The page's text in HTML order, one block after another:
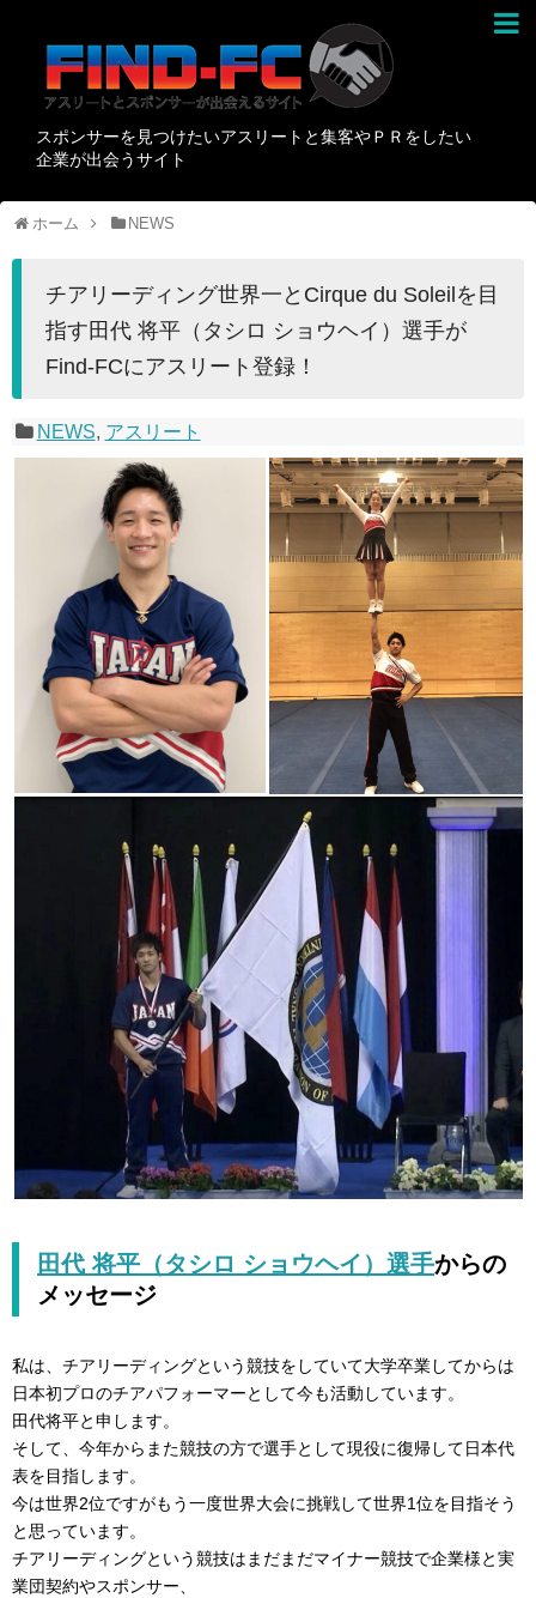
スポンサーを見つけたいアスリートと集客やＰＲをしたい
企業が出会うサイト
ホーム NEWS
チアリーディング世界一とCirque du Soleilを目
指す田代 将平（タシロ ショウヘイ）選手が
Find-FCにアスリート登録！
NEWS, アスリート
田代 将平（タシロ ショウヘイ）選手からの
メッセージ
私は、チアリーディングという競技をしていて大学卒業してからは
日本初プロのチアパフォーマーとして今も活動しています。
田代将平と申します。
そして、今年からまた競技の方で選手として現役に復帰して日本代
表を目指します。
今は世界2位ですがもう一度世界大会に挑戦して世界1位を目指そう
と思っています。
チアリーディングという競技はまだまだマイナー競技で企業様と実
業団契約やスポンサー、